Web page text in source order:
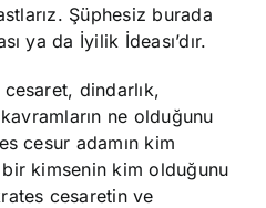
Şüphesiz burada
ya da İyilik İdeası’dır.
dindarlık,
ne olduğunu
cesur adamın kim
kimsenin kim olduğunu
cesaretin ve